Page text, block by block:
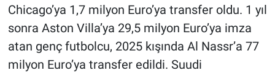
Chicago’ya 1,7 milyon Euro’ya transfer oldu. 1 yıl
sonra Aston Villa’ya 29,5 milyon Euro’ya imza
atan genç futbolcu, 2025 kışında Al Nassr’a 77
milyon Euro’ya transfer edildi. Suudi